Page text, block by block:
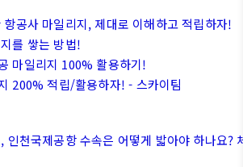
항공사 마일리지, 제대로 이해하고 적립하자!
를 쌓는 방법!
마일리지 100% 활용하기!
200% 적립/활용하자! - 스카이팀
인천국제공항 수속은 어떻게 밟아야 하나요?